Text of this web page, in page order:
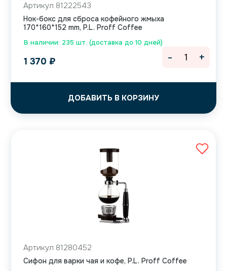
В наличии: 235 шт. (доставка до 10 дней)
Артикул 81222543
Нок-бокс для сброса кофейного жмыха
170*160*152 mm, P.L. Proff Coffee
1 370 ₽
ДОБАВИТЬ В КОРЗИНУ
- +
Артикул 81280452
Сифон для варки чая и кофе, P.L. Proff Coffee